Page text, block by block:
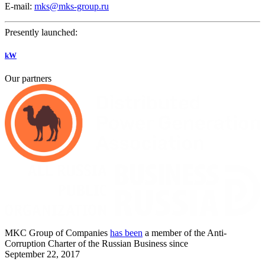
E-mail: mks@mks-group.ru
Presently launched:
kW
Our partners
MKC Group of Companies has been a member of the Anti-
Corruption Charter of the Russian Business since
September 22, 2017